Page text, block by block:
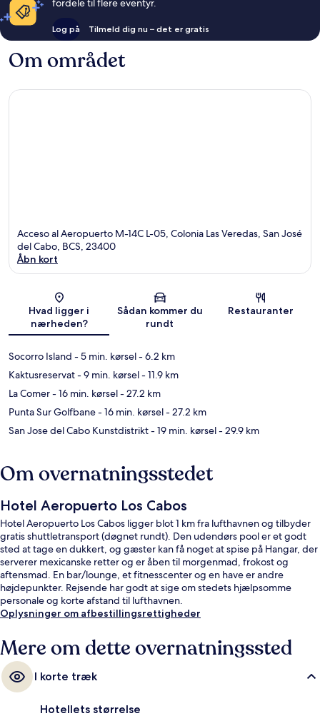
Log på Tilmeld dig nu – det er gratis
Om området
Acceso al Aeropuerto M-14C L-05, Colonia Las Veredas, San José
del Cabo, BCS, 23400
Åbn kort
Hvad ligger i
nærheden?
Sådan kommer du
rundt
Restauranter
Socorro Island - 5 min. kørsel- 6.2 km
Kaktusreservat- 9 min. kørsel- 11.9 km
La Comer- 16 min. kørsel- 27.2 km
Punta Sur Golfbane- 16 min. kørsel- 27.2 km
San Jose del Cabo Kunstdistrikt- 19 min. kørsel- 29.9 km
Om overnatningsstedet
Hotel Aeropuerto Los Cabos
Hotel Aeropuerto Los Cabos ligger blot 1 km fra lufthavnen og tilbyder
gratis shuttletransport (døgnet rundt). Den udendørs pool er et godt
sted at tage en dukkert, og gæster kan få noget at spise på Hangar, der
serverer mexicanske retter og er åben til morgenmad, frokost og
aftensmad. En bar/lounge, et fitnesscenter og en have er andre
højdepunkter. Rejsende har godt at sige om stedets hjælpsomme
personale og korte afstand til lufthavnen.
Oplysninger om afbestillingsrettigheder
Mere om dette overnatningssted
I korte træk
Hotellets størrelse